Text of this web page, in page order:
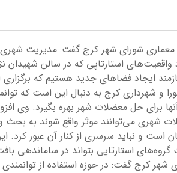
شورای شهر کرج گفت: مدیریت شهری
واقعیت‌های استارتاپی که در سالن شهیدان
ایجاد فضاهای جدید هستیم که
و شهرداری کرج به دنبال این است که
برای حل معضلات شهر بهره بگیرد. وی
شهری می‌توانند موثر واقع شوند به بحث و
است و نباید سرسری از کنار آن عبور کرد.
گروه‌های استارتاپی بتواند در ساماندهی
کرج گفت: در حوزه استفاده از